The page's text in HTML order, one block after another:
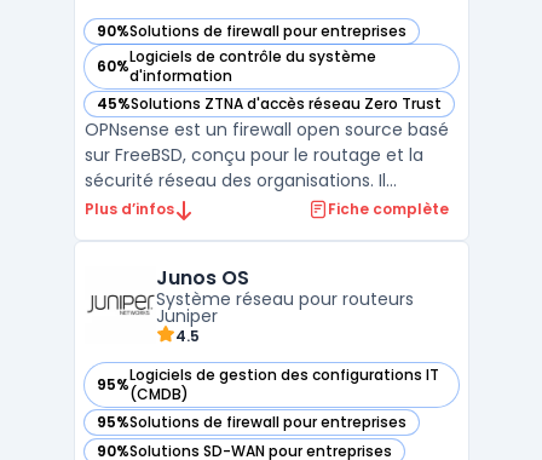
90%Solutions de firewall pour entreprises
— voir OPNsense dans cette catégorie
60%Logiciels de contrôle du système
d'information
— voir OPNsense dans cette catégorie
45%Solutions ZTNA d'accès réseau Zero Trust
— voir OPNsense dans cette catégorie
OPNsense est un firewall open source basé
sur FreeBSD, conçu pour le routage et la
sécurité réseau des organisations. Il
propose un pare-feu à états, la gestion des
L’interface Web permet l’administration, les
mis ...
Plus d’infos Fiche complète
Junos OS
Système réseau pour routeurs
Juniper
4.5
95%Logiciels de gestion des configurations IT
(CMDB)
— voir Junos OS dans cette catégorie
95%Solutions de firewall pour entreprises
— voir Junos OS dans cette catégorie
90%Solutions SD-WAN pour entreprises